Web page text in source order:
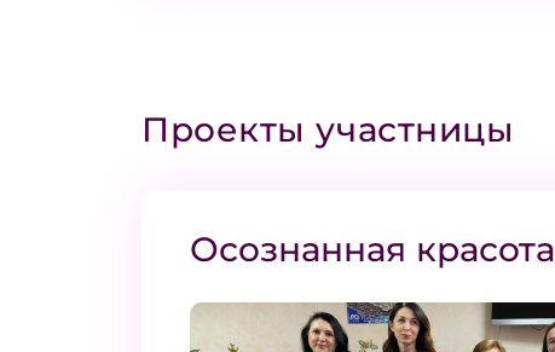
Проекты участницы
Осознанная красота